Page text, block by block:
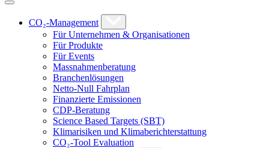
CO₂-Management
Für Unternehmen & Organisationen
Für Produkte
Für Events
Massnahmenberatung
Branchenlösungen
Netto-Null Fahrplan
Finanzierte Emissionen
CDP-Beratung
Science Based Targets (SBT)
Klimarisiken und Klimaberichterstattung
CO₂-Tool Evaluation